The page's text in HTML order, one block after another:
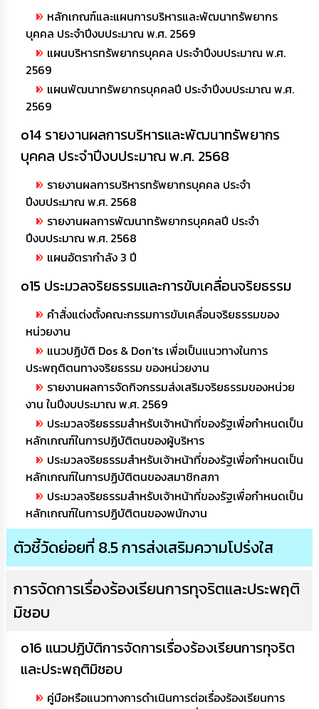
หลักเกณฑ์และแผนการบริหารและพัฒนาทรัพยากร
บุคคล ประจำปีงบประมาณ พ.ศ. 2569
แผนบริหารทรัพยากรบุคคล ประจำปีงบประมาณ พ.ศ.
2569
แผนพัฒนาทรัพยากรบุคคลปี ประจำปีงบประมาณ พ.ศ.
2569
o14 รายงานผลการบริหารและพัฒนาทรัพยากร
บุคคล ประจำปีงบประมาณ พ.ศ. 2568
รายงานผลการบริหารทรัพยากรบุคคล ประจำ
ปีงบประมาณ พ.ศ. 2568
รายงานผลการพัฒนาทรัพยากรบุคคลปี ประจำ
ปีงบประมาณ พ.ศ. 2568
แผนอัตรากำลัง 3 ปี
o15 ประมวลจริยธรรมและการขับเคลื่อนจริยธรรม
คำสั่งแต่งตั้งคณะกรรมการขับเคลื่อนจริยธรรมของ
หน่วยงาน
แนวปฏิบัติ Dos & Don’ts เพื่อเป็นแนวทางในการ
ประพฤติตนทางจริยธรรม ของหน่วยงาน
รายงานผลการจัดกิจกรรมส่งเสริมจริยธรรมของหน่วย
งาน ในปีงบประมาณ พ.ศ. 2569
ประมวลจริยธรรมสำหรับเจ้าหน้าที่ของรัฐเพื่อกำหนดเป็น
หลักเกณฑ์ในการปฏิบัติตนของผู้บริหาร
ประมวลจริยธรรมสำหรับเจ้าหน้าที่ของรัฐเพื่อกำหนดเป็น
หลักเกณฑ์ในการปฏิบัติตนของสมาชิกสภา
ประมวลจริยธรรมสำหรับเจ้าหน้าที่ของรัฐเพื่อกำหนดเป็น
หลักเกณฑ์ในการปฏิบัติตนของพนักงาน
ตัวชี้วัดย่อยที่ 8.5 การส่งเสริมความโปร่งใส
การจัดการเรื่องร้องเรียนการทุจริตและประพฤติ
มิชอบ
o16 แนวปฏิบัติการจัดการเรื่องร้องเรียนการทุจริต
และประพฤติมิชอบ
คู่มือหรือแนวทางการดำเนินการต่อเรื่องร้องเรียนการ